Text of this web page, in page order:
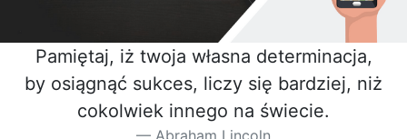
Pamiętaj, iż twoja własna determinacja,
by osiągnąć sukces, liczy się bardziej, niż
cokolwiek innego na świecie.